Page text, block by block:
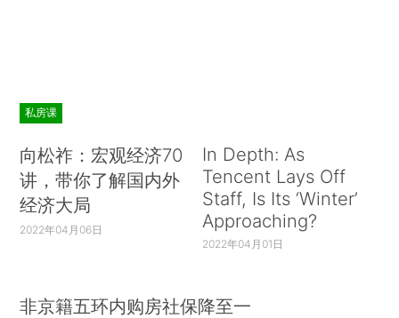
私房课
向松祚：宏观经济70
讲，带你了解国内外
经济大局
2022年04月06日
In Depth: As
Tencent Lays Off
Staff, Is Its ‘Winter’
Approaching?
2022年04月01日
非京籍五环内购房社保降至一